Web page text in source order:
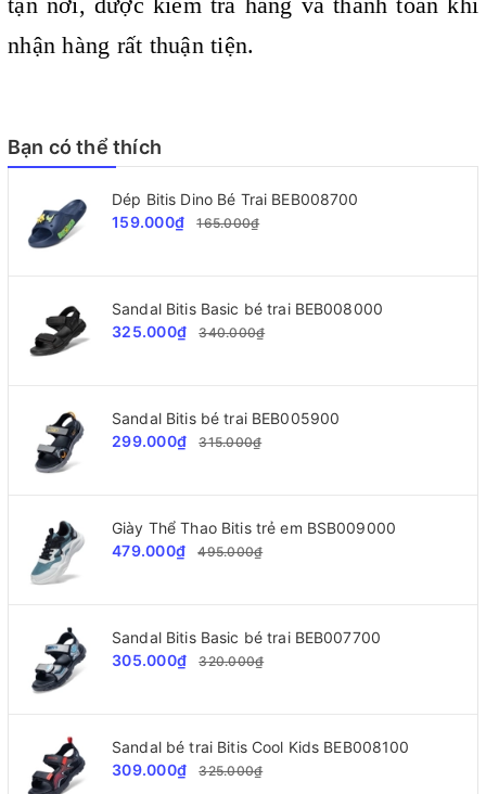
nhận hàng rất thuận tiện.
Bạn có thể thích
Dép Bitis Dino Bé Trai BEB008700
159.000₫
165.000₫
Sandal Bitis Basic bé trai BEB008000
325.000₫
340.000₫
Sandal Bitis bé trai BEB005900
299.000₫
315.000₫
Giày Thể Thao Bitis trẻ em BSB009000
479.000₫
495.000₫
Sandal Bitis Basic bé trai BEB007700
305.000₫
320.000₫
Sandal bé trai Bitis Cool Kids BEB008100
309.000₫
325.000₫